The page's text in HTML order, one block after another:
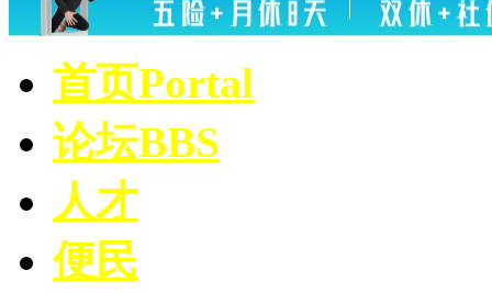
首页Portal
论坛BBS
人才
便民